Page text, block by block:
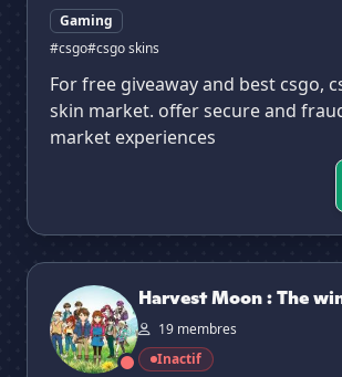
Gaming
#csgo#csgo skins
For free giveaway and best csgo,
skin market. offer secure and
market experiences
Harvest Moon : The winds of anthos
Harvest Moon : The
19 membres
Inactif